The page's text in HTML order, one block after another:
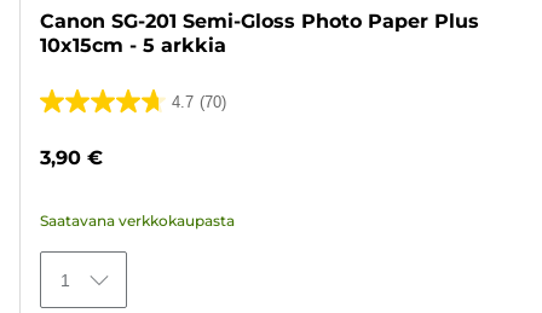
Canon SG-201 Semi-Gloss Photo Paper Plus
10x15cm - 5 arkkia
4.7 (70)
4.7/5
70
3,90 €
Saatavana verkkokaupasta
1